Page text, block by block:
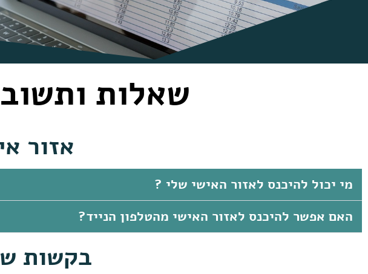
שאלות
אזור
מי יכול להיכנס לאזור האישי שלי ?
האם אפשר להיכנס לאזור האישי מהטלפון הנייד?
בקשות